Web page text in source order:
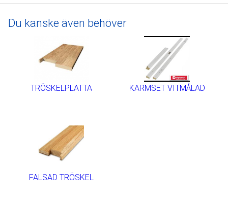
Du kanske även behöver
TRÖSKELPLATTA KARMSET VITMÅLAD
FALSAD TRÖSKEL